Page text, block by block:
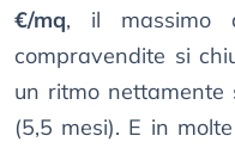
€/mq, il massimo
compravendite si
un ritmo nettamente
(5,5 mesi). E in